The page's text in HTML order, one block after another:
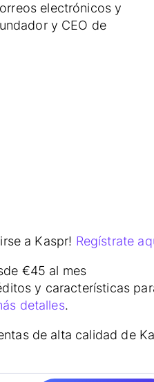
electrónicos y
y CEO de
a Kaspr! Regístrate
€45 al mes
y características
detalles.
de alta calidad de